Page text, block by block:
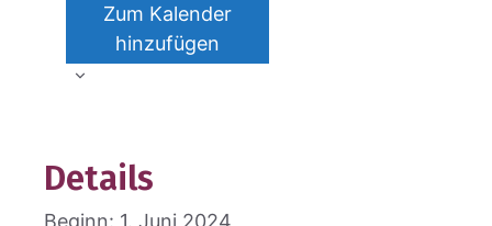
Zum Kalender
hinzufügen
Details
Beginn: 1. Juni 2024